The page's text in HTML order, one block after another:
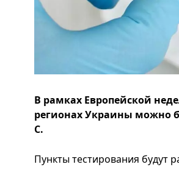
В рамках Европейской
регионах Украины можно
С.
Пункты тестирования будут